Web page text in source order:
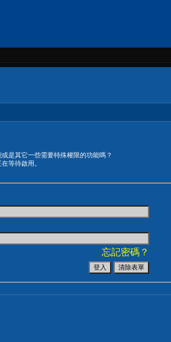
是其它一些需要特殊權限的功能嗎？
等待啟用。
忘記密碼？